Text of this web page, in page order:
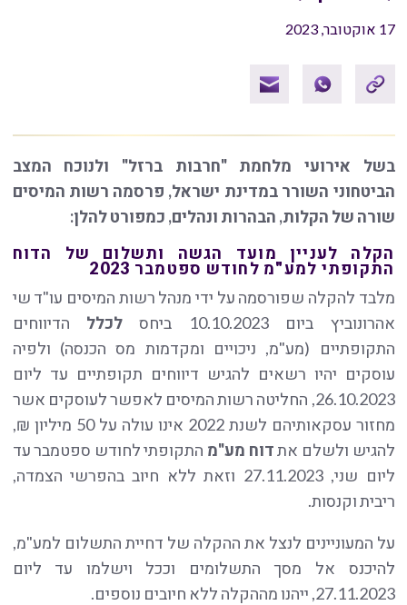
17 אוקטובר, 2023
בשל אירועי מלחמת "חרבות ברזל" ולנוכח המצב
הביטחוני השורר במדינת ישראל, פרסמה רשות המיסים
שורה של הקלות, הבהרות ונהלים, כמפורט להלן:
הקלה לעניין מועד הגשה ותשלום של הדוח
התקופתי למע"מ לחודש ספטמבר 2023
מלבד להקלה שפורסמה על ידי מנהל רשות המיסים עו"ד שי
אהרונוביץ ביום 10.10.2023 ביחס
לכלל הדיווחים
התקופתיים (מע"מ, ניכויים ומקדמות מס הכנסה) ולפיה
עוסקים יהיו רשאים להגיש דיווחים תקופתיים עד ליום
26.10.2023, החליטה רשות המיסים לאפשר לעוסקים אשר
מחזור עסקאותיהם לשנת 2022 אינו עולה על 50 מיליון ₪,
להגיש ולשלם אתדוח מע"מ התקופתי לחודש ספטמבר עד
ליום שני, 27.11.2023 וזאת ללא חיוב בהפרשי הצמדה,
ריבית וקנסות.
על המעוניינים לנצל את ההקלה של דחיית התשלום למע"מ,
להיכנס אל מסך התשלומים וככל וישלמו עד ליום
27.11.2023, ייהנו מההקלה ללא חיובים נוספים.